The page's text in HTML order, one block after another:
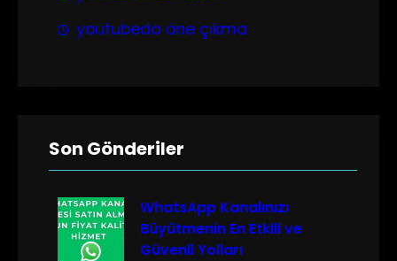
youtubeda öne çıkma
Son Gönderiler
WhatsApp Kanalınızı
Büyütmenin En Etkili ve
Güvenli Yolları